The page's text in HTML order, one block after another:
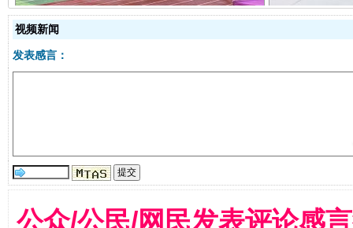
视频新闻
发表感言：
公众/公民/网民发表评论感